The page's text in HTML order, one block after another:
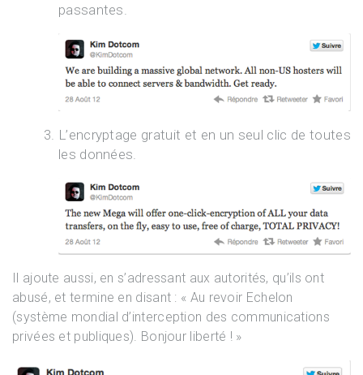
passantes.
L’encryptage gratuit et en un seul clic de toutes
les données.
Il ajoute aussi, en s’adressant aux autorités, qu’ils ont
abusé, et termine en disant : « Au revoir Echelon
(système mondial d’interception des communications
privées et publiques). Bonjour liberté ! »